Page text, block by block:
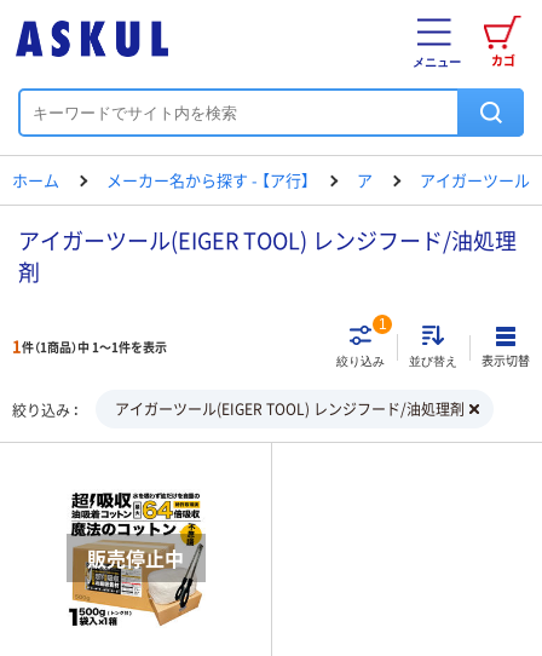
カゴ
メニュー
ホーム メーカー名から探す - 【ア行】 ア アイガーツール
アイガーツール(EIGER TOOL) レンジフード/油処理
剤
1件（1商品）中 1～1件を表示
絞り込み
1
並び替え 表示切替
絞り込み アイガーツール(EIGER TOOL) レンジフード/油処理剤